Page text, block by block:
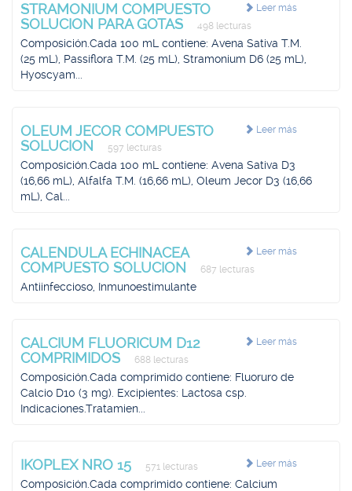
Leer más
STRAMONIUM COMPUESTO
SOLUCION PARA GOTAS
498 lecturas
Composición.Cada 100 mL contiene: Avena Sativa T.M.
(25 mL), Passiflora T.M. (25 mL), Stramonium D6 (25 mL),
Hyoscyam...
Leer más
OLEUM JECOR COMPUESTO
SOLUCION
597 lecturas
Composición.Cada 100 mL contiene: Avena Sativa D3
(16,66 mL), Alfalfa T.M. (16,66 mL), Oleum Jecor D3 (16,66
mL), Cal...
Leer más
CALENDULA ECHINACEA
COMPUESTO SOLUCION
687 lecturas
Antiinfeccioso, Inmunoestimulante
Leer más
CALCIUM FLUORICUM D12
COMPRIMIDOS
688 lecturas
Composición.Cada comprimido contiene: Fluoruro de
Calcio D10 (3 mg). Excipientes: Lactosa csp.
Indicaciones.Tratamien...
Leer más
IKOPLEX NRO 15 571 lecturas
Composición.Cada comprimido contiene: Calcium